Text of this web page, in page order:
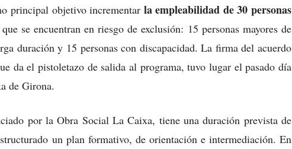
principal objetivo incrementar la empleabilidad de 30 personas
se encuentran en riesgo de exclusión: 15 personas mayores de
duración y 15 personas con discapacidad. La firma del acuerdo
da el pistoletazo de salida al programa, tuvo lugar el pasado día
de Girona.
por la Obra Social La Caixa, tiene una duración prevista de
un plan formativo, de orientación e intermediación. En